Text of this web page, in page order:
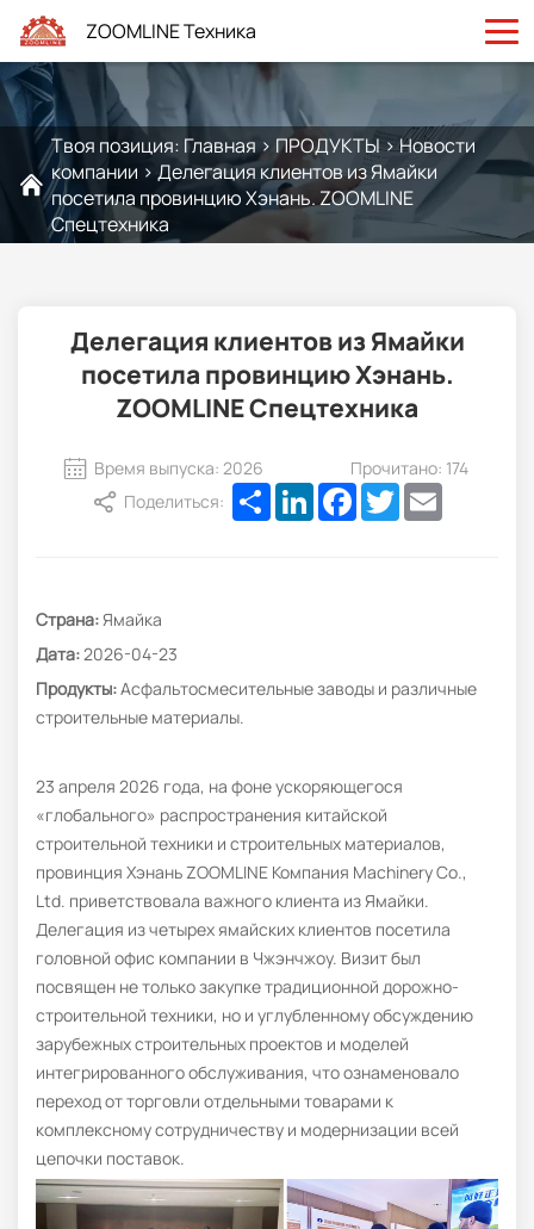
ZOOMLINE Техника
Твоя позиция: Главная> ПРОДУКТЫ> Новости
компании > Делегация клиентов из Ямайки
посетила провинцию Хэнань. ZOOMLINE
Спецтехника
Делегация клиентов из Ямайки
посетила провинцию Хэнань.
ZOOMLINE Спецтехника
Время выпуска: 2026
Прочитано: 174
Поделиться:
ShareLinkedInFacebook
TwitterEmail
Страна:Ямайка
Дата:2026-04-23
Продукты:Асфальтосмесительные заводы и различные
строительные материалы.
23 апреля 2026 года, на фоне ускоряющегося
«глобального» распространения китайской
строительной техники и строительных материалов,
провинция Хэнань ZOOMLINE Компания Machinery Co.,
Ltd. приветствовала важного клиента из Ямайки.
Делегация из четырех ямайских клиентов посетила
головной офис компании в Чжэнчжоу. Визит был
посвящен не только закупке традиционной дорожно-
строительной техники, но и углубленному обсуждению
зарубежных строительных проектов и моделей
интегрированного обслуживания, что ознаменовало
переход от торговли отдельными товарами к
комплексному сотрудничеству и модернизации всей
цепочки поставок.